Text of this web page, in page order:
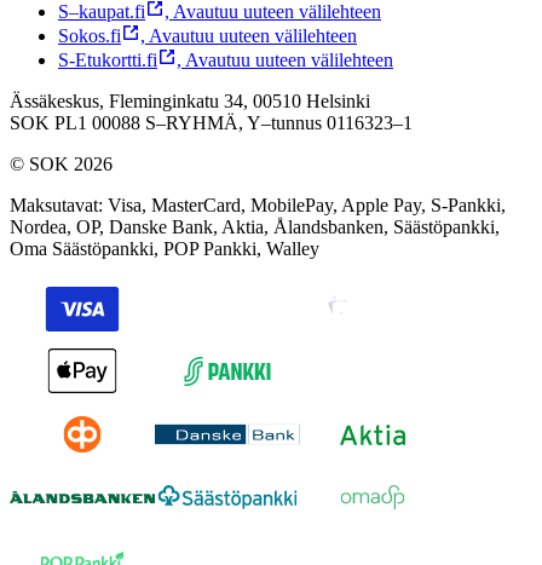
S–kaupat.fi , Avautuu uuteen välilehteen
Sokos.fi
, Avautuu uuteen välilehteen
S-Etukortti.fi
, Avautuu uuteen välilehteen
Ässäkeskus, Fleminginkatu 34, 00510 Helsinki
SOK PL1 00088 S–RYHMÄ, Y–tunnus 0116323–1
© SOK 2026
Maksutavat: Visa, MasterCard, MobilePay, Apple Pay, S-Pankki,
Nordea, OP, Danske Bank, Aktia, Ålandsbanken, Säästöpankki,
Oma Säästöpankki, POP Pankki, Walley